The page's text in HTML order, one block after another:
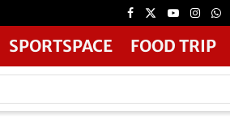
SPORTSPACE FOOD TRIP